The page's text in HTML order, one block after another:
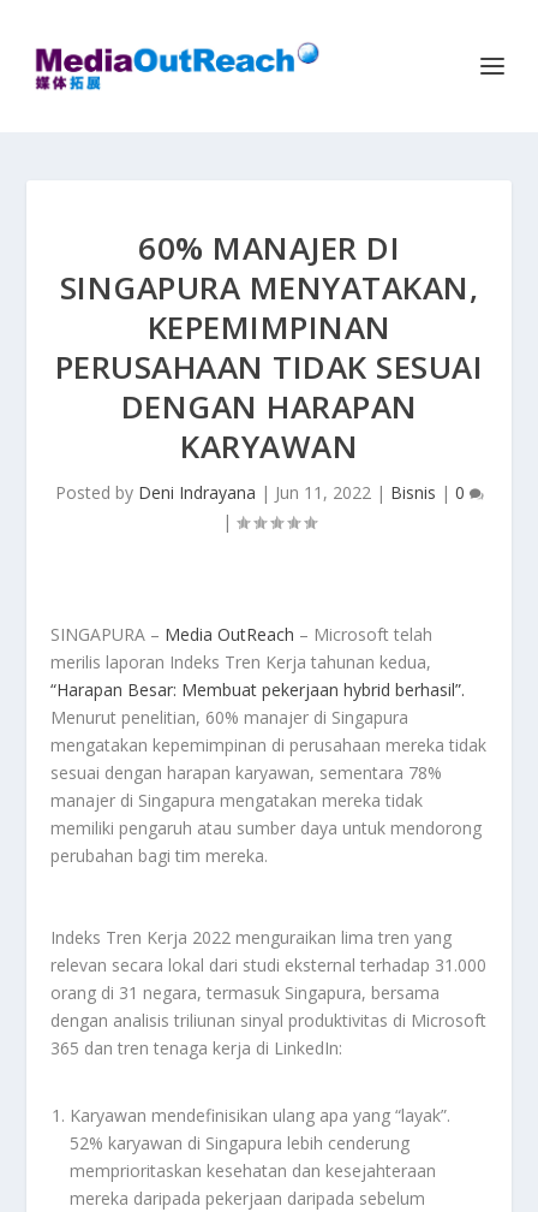
60% MANAJER DI
SINGAPURA MENYATAKAN,
KEPEMIMPINAN
PERUSAHAAN TIDAK SESUAI
DENGAN HARAPAN
KARYAWAN
Posted by Deni Indrayana | Jun 11, 2022| Bisnis | 0
|
SINGAPURA – Media OutReach – Microsoft telah
merilis laporan Indeks Tren Kerja tahunan kedua,
“Harapan Besar: Membuat pekerjaan hybrid berhasil”.
Menurut penelitian, 60% manajer di Singapura
mengatakan kepemimpinan di perusahaan mereka tidak
sesuai dengan harapan karyawan, sementara 78%
manajer di Singapura mengatakan mereka tidak
memiliki pengaruh atau sumber daya untuk mendorong
perubahan bagi tim mereka.
Indeks Tren Kerja 2022 menguraikan lima tren yang
relevan secara lokal dari studi eksternal terhadap 31.000
orang di 31 negara, termasuk Singapura, bersama
dengan analisis triliunan sinyal produktivitas di Microsoft
365 dan tren tenaga kerja di LinkedIn:
Karyawan mendefinisikan ulang apa yang “layak”.
52% karyawan di Singapura lebih cenderung
memprioritaskan kesehatan dan kesejahteraan
mereka daripada pekerjaan daripada sebelum